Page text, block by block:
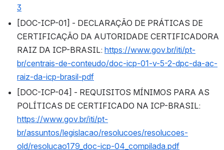
3
[DOC-ICP-01] - DECLARAÇÃO DE PRÁTICAS DE
CERTIFICAÇÃO DA AUTORIDADE CERTIFICADORA
RAIZ DA ICP-BRASIL: https://www.gov.br/iti/pt-
br/centrais-de-conteudo/doc-icp-01-v-5-2-dpc-da-ac-
raiz-da-icp-brasil-pdf
[DOC-ICP-04] - REQUISITOS MÍNIMOS PARA AS
https://www.gov.br/iti/pt-
br/assuntos/legislacao/resolucoes/resolucoes-
old/resolucao179_doc-icp-04_compilada.pdf